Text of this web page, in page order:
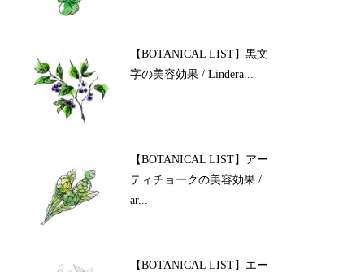
【BOTANICAL LIST】黒文
字の美容効果 / Lindera...
【BOTANICAL LIST】アー
ティチョークの美容効果 /
ar...
【BOTANICAL LIST】エー